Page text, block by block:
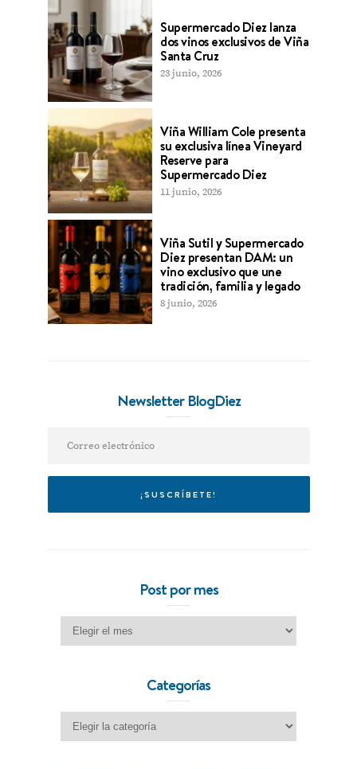
Supermercado Diez lanza
dos vinos exclusivos de Viña
Santa Cruz
23 junio, 2026
Viña William Cole presenta
su exclusiva línea Vineyard
Reserve para
Supermercado Diez
11 junio, 2026
Viña Sutil y Supermercado
Diez presentan DAM: un
vino exclusivo que une
tradición, familia y legado
8 junio, 2026
Newsletter BlogDiez
Post por mes
Post por mes
Categorías
Categorías